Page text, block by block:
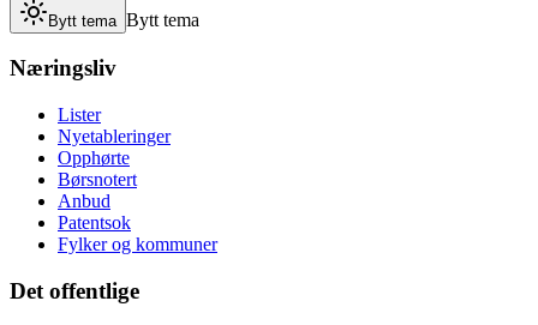
Bytt tema Bytt tema
Næringsliv
Lister
Nyetableringer
Opphørte
Børsnotert
Anbud
Patentsok
Fylker og kommuner
Det offentlige